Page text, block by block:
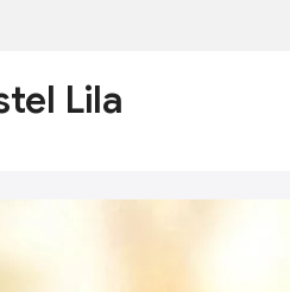
Lila